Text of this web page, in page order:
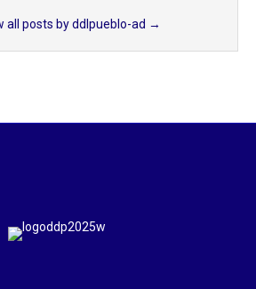
all posts by ddlpueblo-ad →